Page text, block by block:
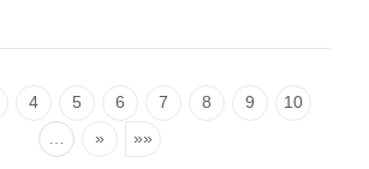
4 5 6 7 8 9
10
» »»